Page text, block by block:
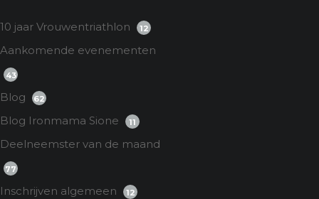
10 jaar Vrouwentriathlon 12
Aankomende evenementen
43
Blog 62
Blog Ironmama Sione 11
Deelneemster van de maand
77
Inschrijven algemeen 12